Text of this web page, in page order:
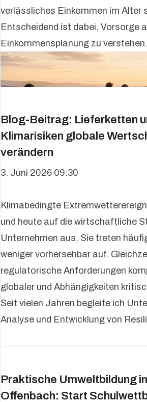
verlässliches Einkommen im Alter
Entscheidend ist dabei, Vorsorge
Einkommensplanung zu verstehen.
Blog-Beitrag: Lieferketten
Klimarisiken globale
verändern
3. Juni 2026 09:30
Klimabedingte
und heute auf die wirtschaftliche
Unternehmen aus. Sie treten
weniger vorhersehbar auf.
regulatorische Anforderungen
globaler und Abhängigkeiten
Seit vielen Jahren begleite ich
Analyse und Entwicklung von
Praktische Umweltbildung
Offenbach: Start